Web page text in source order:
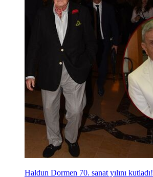
Haldun Dormen 70. sanat yılını kutladı!